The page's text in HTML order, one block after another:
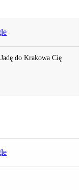
do Krakowa Cię